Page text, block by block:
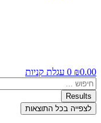
₪0.00
0 עגלת קניות
Search
...
Results
לצפייה בכל התוצאות